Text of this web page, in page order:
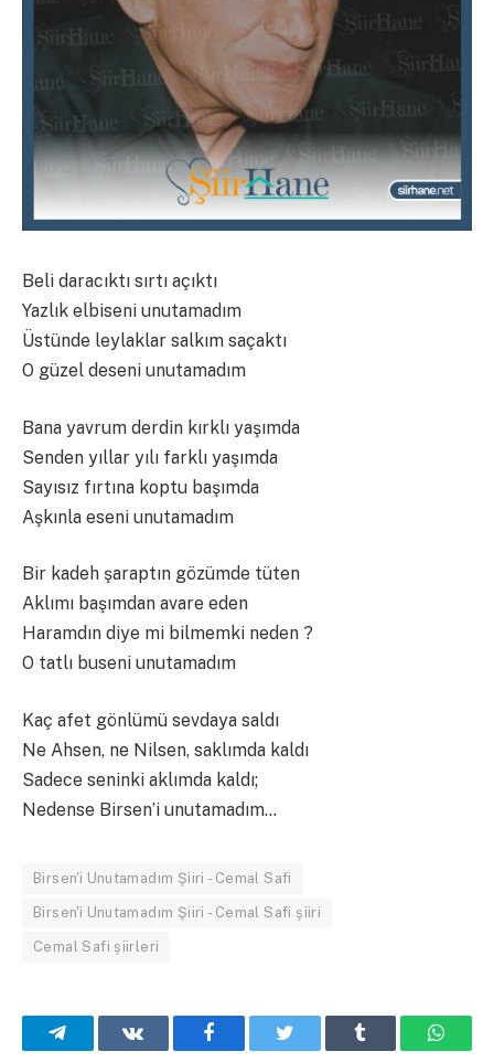
Beli daracıktı sırtı açıktı
Yazlık elbiseni unutamadım
Üstünde leylaklar salkım saçaktı
O güzel deseni unutamadım
Bana yavrum derdin kırklı yaşımda
Senden yıllar yılı farklı yaşımda
Sayısız fırtına koptu başımda
Aşkınla eseni unutamadım
Bir kadeh şaraptın gözümde tüten
Aklımı başımdan avare eden
Haramdın diye mi bilmemki neden ?
O tatlı buseni unutamadım
Kaç afet gönlümü sevdaya saldı
Ne Ahsen, ne Nilsen, saklımda kaldı
Sadece seninki aklımda kaldı;
Nedense Birsen’i unutamadım…
Birsen'i Unutamadım Şiiri - Cemal Safi
Birsen'i Unutamadım Şiiri - Cemal Safi şiiri
Cemal Safi şiirleri
TelegramVKontakteFacebookTwitter